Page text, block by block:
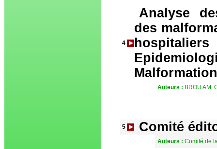
4
Analyse
des
Auteurs : BROU AM,
5 Comité
Auteurs : Comité de